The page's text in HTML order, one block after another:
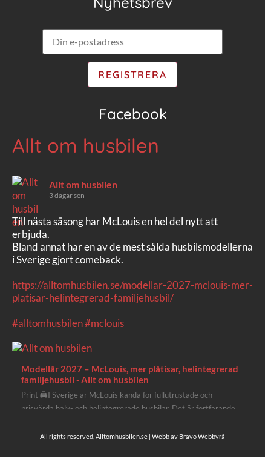
Facebook
Allt om husbilen
Allt om husbilen
3 dagar sen
Till nästa säsong har McLouis en hel del nytt att
erbjuda.
Bland annat har en av de mest sålda husbilsmodellerna
i Sverige gjort comeback.
https://alltomhusbilen.se/modellar-2027-mclouis-mer-
platisar-helintegrerad-familjehusbil/
#alltomhusbilen#mclouis
Modellår 2027 – McLouis, mer plåtisar, helintegrerad
familjehusbil - Allt om husbilen
Print 🖨I Sverige är McLouis kända för fullutrustade och
prisvärda halv- och helintegrerade husbilar. Det är fortfarande
plåtisutbud lite extra kärlek med hela 3 nya utrustningsnivåer.
All rights reserved, Alltomhusbilen.se | Webb av Bravo Webbyrå